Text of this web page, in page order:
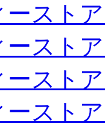
ースト
ースト
ースト
ースト